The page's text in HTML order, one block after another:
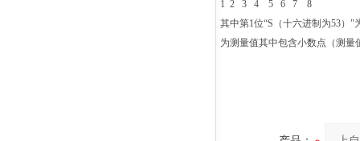
1 2 3 4 5 6 7 8
其中第1位“S（十六进制为53）
为测量值其中包含小数点（测量